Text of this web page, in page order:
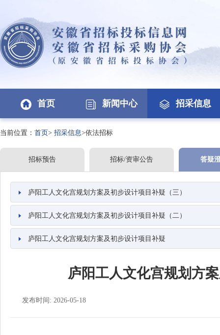
首页 新闻中心 招采信息
当前位置： 首页> 招采信息>依法招标
招标预告 招标/资审公告 答疑
庐阳工人文化宫规划方案及初步设计项目补疑（三）
庐阳工人文化宫规划方案及初步设计项目补疑（二）
庐阳工人文化宫规划方案及初步设计项目补疑
庐阳工人文化宫规划方
发布时间: 2026-05-18